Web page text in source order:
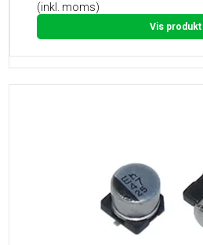
(inkl. moms)
Vis produkt